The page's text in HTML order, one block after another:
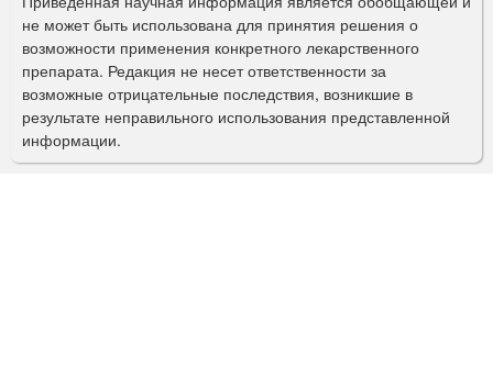
п
о
и
с
к
не может быть использована для принятия решения о
возможности применения конкретного лекарственного
препарата. Редакция не несет ответственности за
возможные отрицательные последствия, возникшие в
результате неправильного использования представленной
информации.